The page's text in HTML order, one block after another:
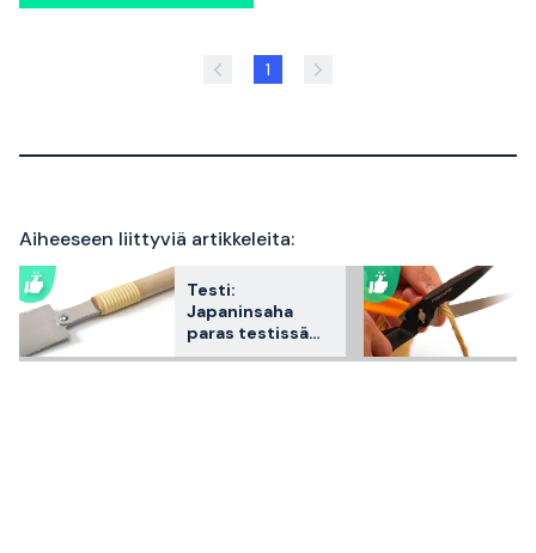
1
Aiheeseen liittyviä artikkeleita:
Testi:
Japaninsaha
paras testissä
2026 – 3